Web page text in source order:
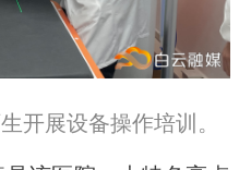
开展设备操作培训 。